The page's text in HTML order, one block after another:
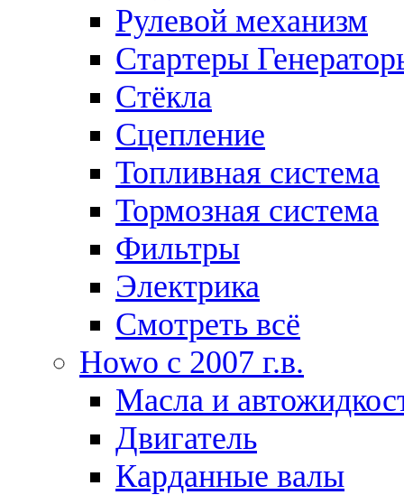
Рулевой механизм
Стартеры
Стёкла
Сцепление
Топливная система
Тормозная система
Фильтры
Электрика
Смотреть всё
Howo c 2007 г.в.
Масла и
Двигатель
Карданные валы